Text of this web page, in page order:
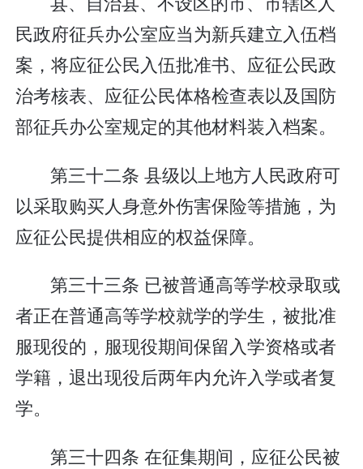
民政府征兵办公室应当为新兵建立入伍档
案，将应征公民入伍批准书、应征公民政
治考核表、应征公民体格检查表以及国防
部征兵办公室规定的其他材料装入档案。
第三十二条 县级以上地方人民政府可
以采取购买人身意外伤害保险等措施，为
应征公民提供相应的权益保障。
第三十三条 已被普通高等学校录取或
者正在普通高等学校就学的学生，被批准
服现役的，服现役期间保留入学资格或者
学籍，退出现役后两年内允许入学或者复
学。
第三十四条 在征集期间，应征公民被